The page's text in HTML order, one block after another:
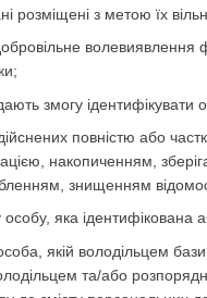
розміщені з метою їх
волевиявлення
змогу ідентифікувати
повністю або
накопиченням,
знищенням
особу, яка
якій володільцем
та/або